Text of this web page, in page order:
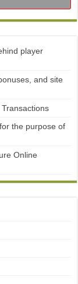
player
and site
the purpose of
Online